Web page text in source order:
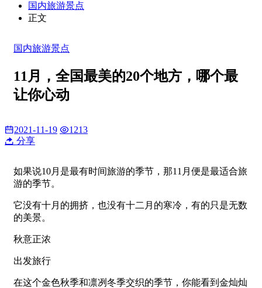
国内旅游景点
正文
国内旅游景点
11月，全国最美的20个地方，哪个最
让你心动
2021-11-19
1213
分享
如果说10月是最有时间旅游的季节，那11月便是最适合旅
游的季节。
它没有十月的拥挤，也没有十二月的寒冷，有的只是无数
的美景。
秋意正浓
出发旅行
在这个金色秋季和凛冽冬季交织的季节，你能看到金灿灿